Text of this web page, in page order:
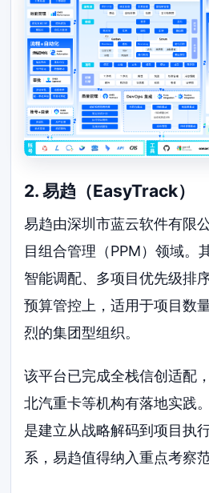
2. 易趋（EasyTrack）
易趋由深圳市蓝云软件有限
目组合管理（PPM）领域。
智能调配、多项目优先级排
预算管控上，适用于项目数
烈的集团型组织。
该平台已完成全栈信创适配
北汽重卡等机构有落地实践
是建立从战略解码到项目执
系，易趋值得纳入重点考察范